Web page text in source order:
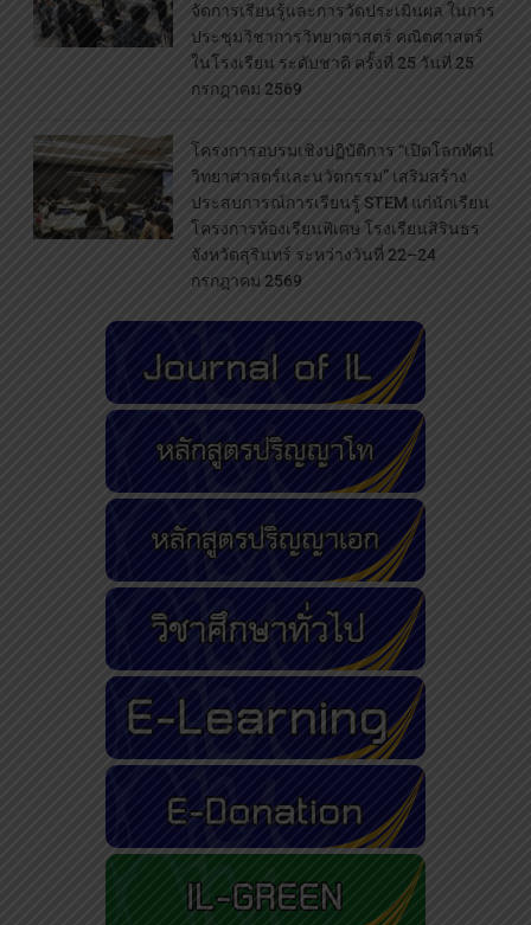
จัดการเรียนรู้และการวัดประเมินผล ในการ
ประชุมวิชาการวิทยาศาสตร์ คณิตศาสตร์
ในโรงเรียน ระดับชาติ ครั้งที่ 25 วันที่ 25
กรกฎาคม 2569
โครงการอบรมเชิงปฏิบัติการ “เปิดโลกทัศน์
วิทยาศาสตร์และนวัตกรรม” เสริมสร้าง
ประสบการณ์การเรียนรู้ STEM แก่นักเรียน
โครงการห้องเรียนพิเศษ โรงเรียนสิรินธร
จังหวัดสุรินทร์ ระหว่างวันที่ 22–24
กรกฎาคม 2569